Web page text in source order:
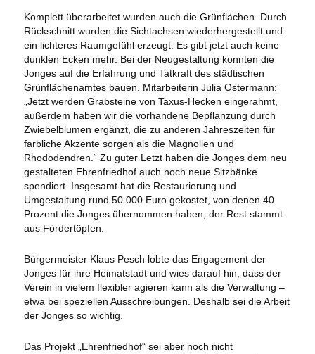
Komplett überarbeitet wurden auch die Grünflächen. Durch
Rückschnitt wurden die Sichtachsen wiederhergestellt und
ein lichteres Raumgefühl erzeugt. Es gibt jetzt auch keine
dunklen Ecken mehr. Bei der Neugestaltung konnten die
Jonges auf die Erfahrung und Tatkraft des städtischen
Grünflächenamtes bauen. Mitarbeiterin Julia Ostermann:
„Jetzt werden Grabsteine von Taxus-Hecken eingerahmt,
außerdem haben wir die vorhandene Bepflanzung durch
Zwiebelblumen ergänzt, die zu anderen Jahreszeiten für
farbliche Akzente sorgen als die Magnolien und
Rhododendren.“ Zu guter Letzt haben die Jonges dem neu
gestalteten Ehrenfriedhof auch noch neue Sitzbänke
spendiert. Insgesamt hat die Restaurierung und
Umgestaltung rund 50 000 Euro gekostet, von denen 40
Prozent die Jonges übernommen haben, der Rest stammt
aus Fördertöpfen.
Bürgermeister Klaus Pesch lobte das Engagement der
Jonges für ihre Heimatstadt und wies darauf hin, dass der
Verein in vielem flexibler agieren kann als die Verwaltung –
etwa bei speziellen Ausschreibungen. Deshalb sei die Arbeit
der Jonges so wichtig.
Das Projekt „Ehrenfriedhof“ sei aber noch nicht